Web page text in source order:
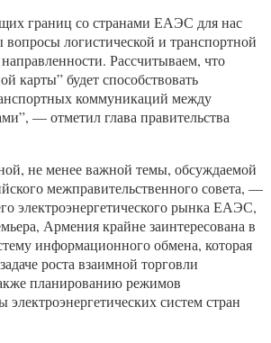
границ со странами ЕАЭС для нас
вопросы логистической и транспортной
Рассчитываем, что
карты” будет способствовать
коммуникаций между
— отметил глава правительства
не менее важной темы, обсуждаемой
межправительственного совета, —
электроэнергетического рынка ЕАЭС,
Армения крайне заинтересована в
информационного обмена, которая
роста взаимной торговли
планированию режимов
электроэнергетических систем стран